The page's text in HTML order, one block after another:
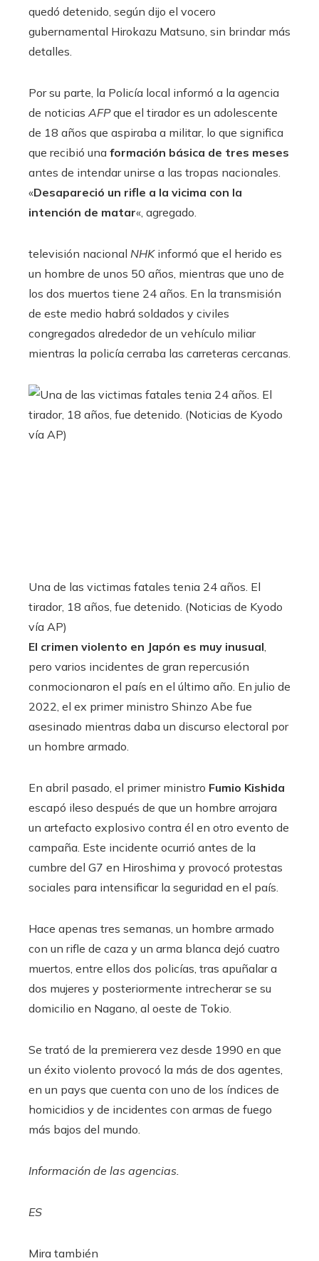
quedó detenido, según dijo el vocero
gubernamental Hirokazu Matsuno, sin brindar más
detalles.
Por su parte, la Policía local informó a la agencia
de noticias AFPque el tirador es un adolescente
de 18 años que aspiraba a militar, lo que significa
que recibió una formación básica de tres meses
antes de intendar unirse a las tropas nacionales.
«Desapareció un rifle a la vicima con la
intención de matar«, agregado.
televisión nacional NHK informó que el herido es
un hombre de unos 50 años, mientras que uno de
los dos muertos tiene 24 años. En la transmisión
de este medio habrá soldados y civiles
congregados alrededor de un vehículo miliar
mientras la policía cerraba las carreteras cercanas.
Una de las victimas fatales tenia 24 años. El
tirador, 18 años, fue detenido. (Noticias de Kyodo
vía AP)
El crimen violento en Japón es muy inusual
pero varios incidentes de gran repercusión
conmocionaron el país en el último año. En julio de
2022, el ex primer ministro Shinzo Abe fue
asesinado mientras daba un discurso electoral por
un hombre armado.
En abril pasado, el primer ministro Fumio Kishida
escapó ileso después de que un hombre arrojara
un artefacto explosivo contra él en otro evento de
campaña. Este incidente ocurrió antes de la
cumbre del G7 en Hiroshima y provocó protestas
sociales para intensificar la seguridad en el país.
Hace apenas tres semanas, un hombre armado
con un rifle de caza y un arma blanca dejó cuatro
muertos, entre ellos dos policías, tras apuñalar a
dos mujeres y posteriormente intrecherar se su
domicilio en Nagano, al oeste de Tokio.
Se trató de la premierera vez desde 1990 en que
un éxito violento provocó la más de dos agentes,
en un pays que cuenta con uno de los índices de
homicidios y de incidentes con armas de fuego
más bajos del mundo.
Información de las agencias.
ES​
Mira también